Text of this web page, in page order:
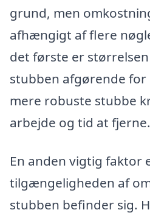
grund, men
afhængigt af flere
det første er
stubben afgørende
mere robuste stubbe
arbejde og tid at fjerne.
En anden vigtig faktor
tilgængeligheden af
stubben befinder sig.